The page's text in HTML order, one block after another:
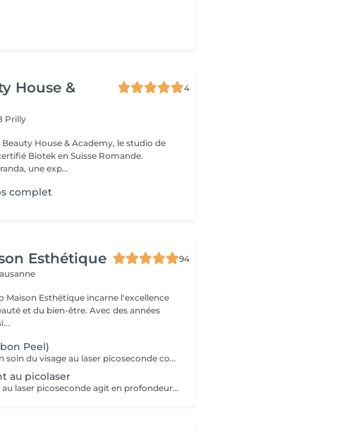
House &
4
Prilly
Beauty House & Academy, le studio de
Biotek en Suisse Romande.
une exp...
complet
Esthétique
94
Maison Esthétique incarne l'excellence
et du bien-être. Avec des années
Peel)
Le Hollywood Peel est un soin du visage au laser picoseconde conçu pour nettoyer les pores en profondeur, améliorer l'éclat du teint et affiner la texture de la peau. Grâce à l'action d'un masque au charbon actif et du laser, ce traitement aide à réduire l'excès de sébum, améliorer l'apparence des pores dilatés et raviver la luminosité de la peau. Idéal pour les peaux ternes, congestionnées ou sujettes aux imperfections, il permet d'obtenir une peau plus nette, plus lumineuse et visiblement revitalisée, sans éviction sociale. Abonnements et cures disponibles pour des résultats optimaux.
au picolaser
Le photorajeunissement au laser picoseconde agit en profondeur pour améliorer la qualité de la peau et stimuler la production de collagène. Il permet de lisser la peau, améliorer son élasticité et uniformiser le teint, tout en offrant un résultat naturel et progressif. Abonnements disponibles.